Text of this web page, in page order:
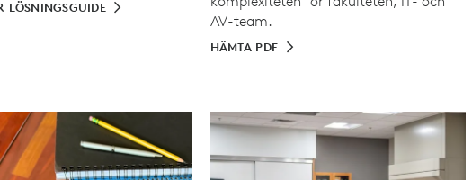
LÖSNINGSGUIDE
AV-team.
HÄMTA PDF